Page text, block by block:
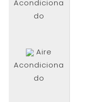
Acondiciona
do
Aire
Acondiciona
do